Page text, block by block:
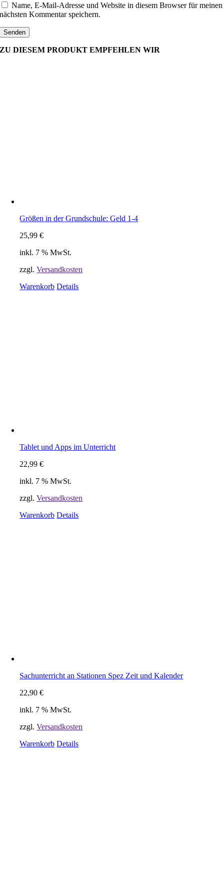
Name, E-Mail-Adresse und Website in diesem Browser für meinen
nächsten Kommentar speichern.
ZU DIESEM PRODUKT EMPFEHLEN WIR
Größen in der Grundschule: Geld 1-4
25,99€
inkl. 7 % MwSt.
zzgl.Versandkosten
Warenkorb Details
Tablet und Apps im Unterricht
22,99€
inkl. 7 % MwSt.
zzgl.Versandkosten
Warenkorb Details
Sachunterricht an Stationen Spez Zeit und Kalender
22,90€
inkl. 7 % MwSt.
zzgl.Versandkosten
Warenkorb Details